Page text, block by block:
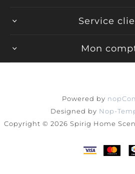
Service
Mon
Powered by
Designed by Nop-
Copyright © 2026 Spirig Home